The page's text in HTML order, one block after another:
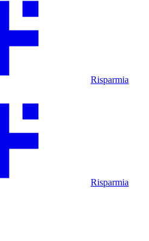
Risparmia
Risparmia